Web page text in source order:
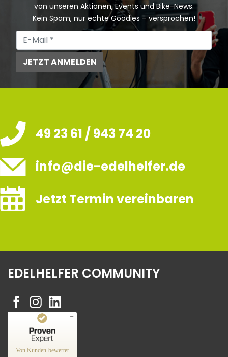
von unseren Aktionen, Events und Bike-News.
Kein Spam, nur echte Goodies – versprochen!
JETZT ANMELDEN
49 23 61 / 943 74 20
info@die-edelhelfer.de
Jetzt Termin vereinbaren
EDELHELFER COMMUNITY
Von Kunden bewertet
Kundenbewertungen und Erfahrungen zu